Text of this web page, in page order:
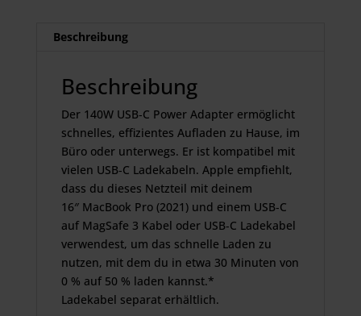
Beschreibung
Beschreibung
Der 140W USB‑C Power Adapter ermöglicht
schnelles, effizientes Aufladen zu Hause, im
Büro oder unterwegs. Er ist kompatibel mit
vielen USB‑C Ladekabeln. Apple empfiehlt,
dass du dieses Netzteil mit deinem
16″ MacBook Pro (2021) und einem USB‑C
auf MagSafe 3 Kabel oder USB‑C Ladekabel
verwendest, um das schnelle Laden zu
nutzen, mit dem du in etwa 30 Minuten von
0 % auf 50 % laden kannst.*
Ladekabel separat erhältlich.